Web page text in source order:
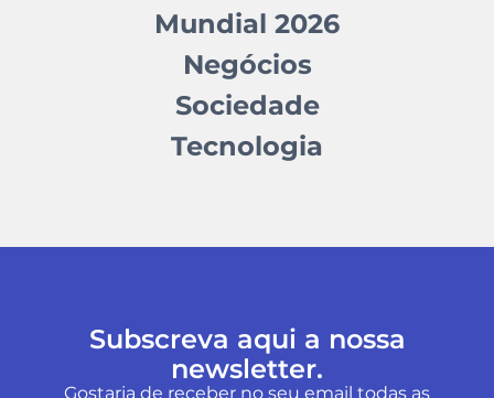
Mundial 2026
Negócios
Sociedade
Tecnologia
Subscreva aqui a nossa
newsletter.
Gostaria de receber no seu email todas as